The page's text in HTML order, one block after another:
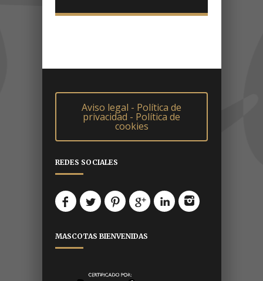
Aviso legal - Política de
privacidad - Política de
cookies
REDES SOCIALES
MASCOTAS BIENVENIDAS